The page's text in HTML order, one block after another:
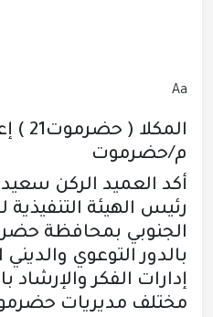
Aa
م/حضرموت
أكد العميد الركن
رئيس الهيئة التنفيذية
الجنوبي بمحافظة
بالدور التوعوي
إدارات الفكر والإرشاد
مختلف مديريات